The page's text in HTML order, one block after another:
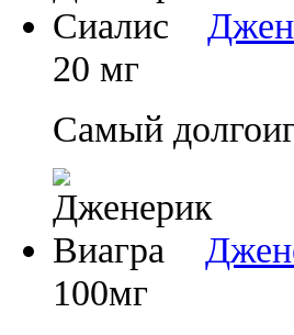
20 мг
Самый
100мг